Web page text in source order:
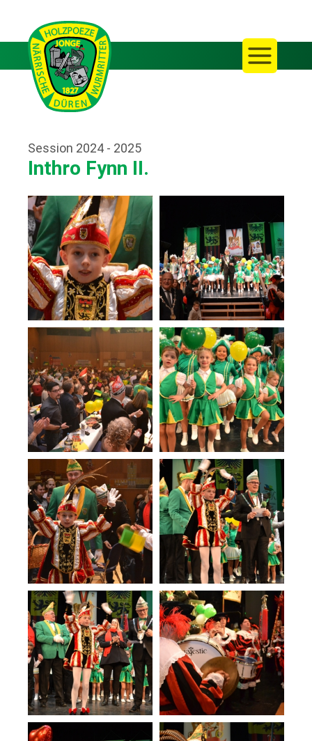
Session 2024 - 2025
Inthro Fynn II.